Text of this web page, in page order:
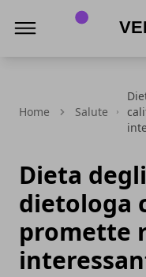
Home Salute
Dieta
dietologa
promette